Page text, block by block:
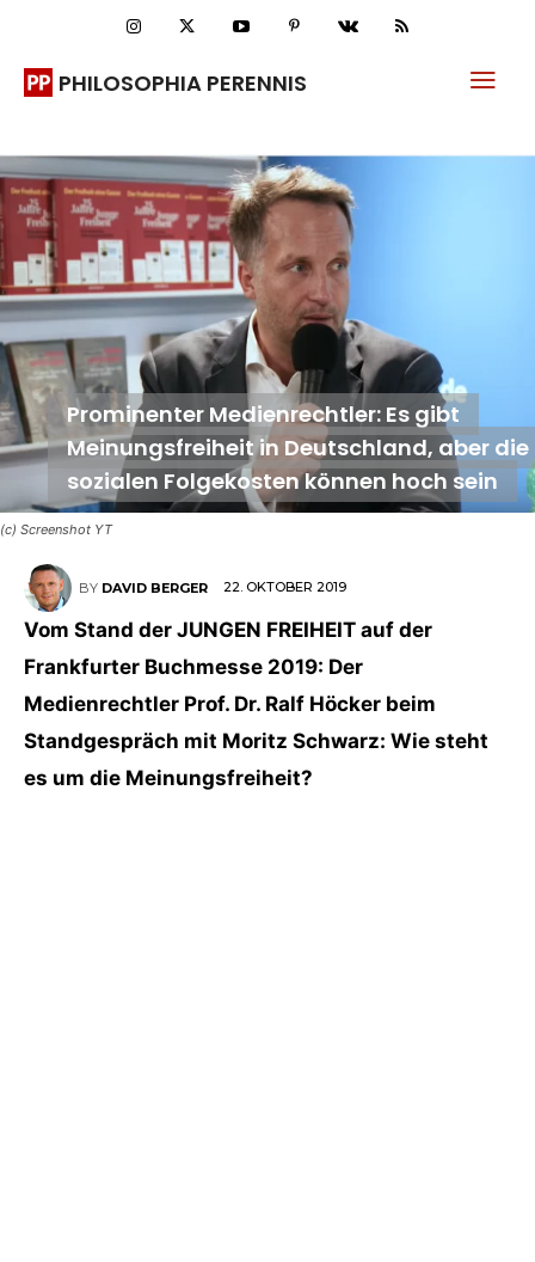
PHILOSOPHIA PERENNIS
(c) Screenshot YT
Prominenter Medienrechtler: Es gibt
Meinungsfreiheit in Deutschland, aber die
sozialen Folgekosten können hoch sein
BY DAVID BERGER 22. OKTOBER 2019
Vom Stand der JUNGEN FREIHEIT auf der
Frankfurter Buchmesse 2019: Der
Medienrechtler Prof. Dr. Ralf Höcker beim
Standgespräch mit Moritz Schwarz: Wie steht
es um die Meinungsfreiheit?